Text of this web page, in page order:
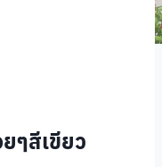
ๆสีเขียว